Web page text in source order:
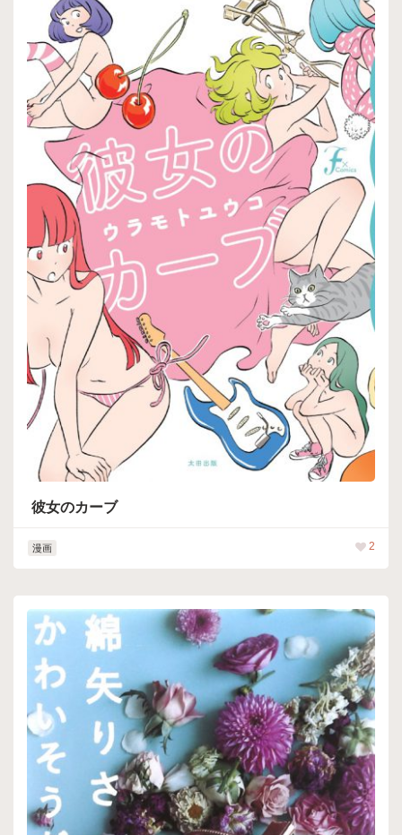
彼女のカーブ
漫画 2